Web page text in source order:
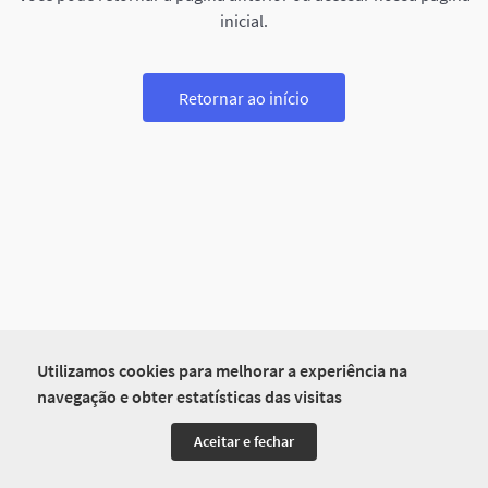
Utilizamos cookies para melhorar a experiência na
navegação e obter estatísticas das visitas
Aceitar e fechar
inicial.
Retornar ao início